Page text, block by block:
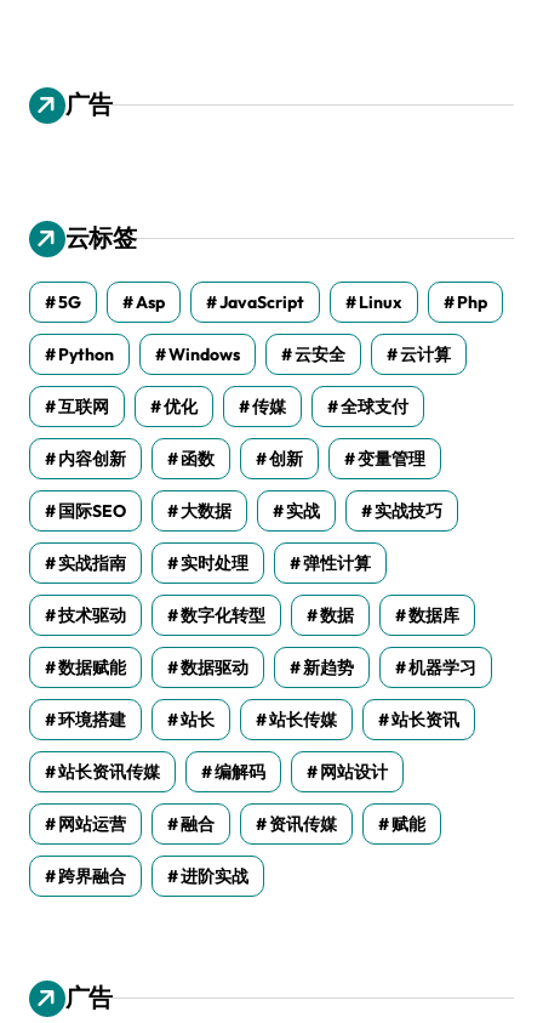
广告
云标签
5G Asp JavaScript Linux Php
Python Windows 云安全 云计算
互联网 优化 传媒 全球支付
内容创新 函数 创新 变量管理
国际SEO 大数据 实战 实战技巧
实战指南 实时处理 弹性计算
技术驱动 数字化转型 数据 数据库
数据赋能 数据驱动 新趋势 机器学习
环境搭建 站长 站长传媒 站长资讯
站长资讯传媒 编解码 网站设计
网站运营 融合 资讯传媒 赋能
跨界融合 进阶实战
广告